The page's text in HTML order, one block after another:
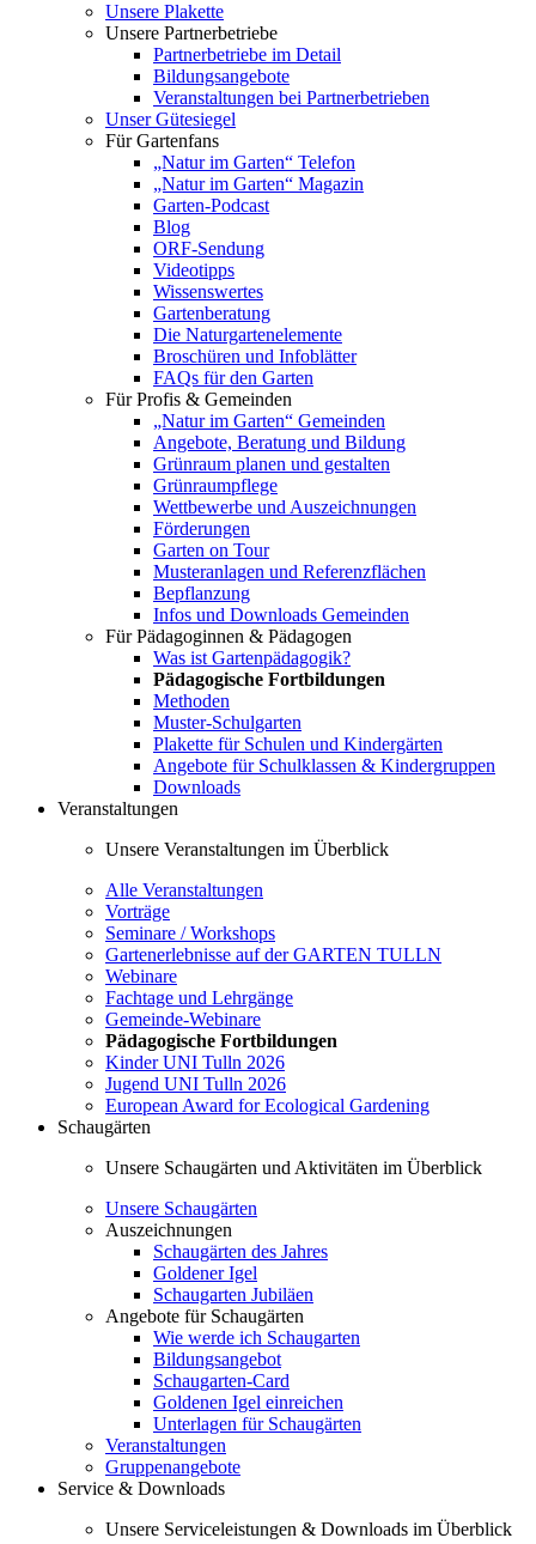
Unsere Plakette
Unsere Partnerbetriebe
Partnerbetriebe im Detail
Bildungsangebote
Veranstaltungen bei Partnerbetrieben
Unser Gütesiegel
Für Gartenfans
„Natur im Garten“ Telefon
„Natur im Garten“ Magazin
Garten-Podcast
Blog
ORF-Sendung
Videotipps
Wissenswertes
Gartenberatung
Die Naturgartenelemente
Broschüren und Infoblätter
FAQs für den Garten
Für Profis & Gemeinden
„Natur im Garten“ Gemeinden
Angebote, Beratung und Bildung
Grünraum planen und gestalten
Grünraumpflege
Wettbewerbe und Auszeichnungen
Förderungen
Garten on Tour
Musteranlagen und Referenzflächen
Bepflanzung
Infos und Downloads Gemeinden
Für Pädagoginnen & Pädagogen
Was ist Gartenpädagogik?
Pädagogische Fortbildungen
Methoden
Muster-Schulgarten
Plakette für Schulen und Kindergärten
Angebote für Schulklassen & Kindergruppen
Downloads
Veranstaltungen
Unsere Veranstaltungen im Überblick
Alle Veranstaltungen
Vorträge
Seminare / Workshops
Gartenerlebnisse auf der GARTEN TULLN
Webinare
Fachtage und Lehrgänge
Gemeinde-Webinare
Pädagogische Fortbildungen
Kinder UNI Tulln 2026
Jugend UNI Tulln 2026
European Award for Ecological Gardening
Schaugärten
Unsere Schaugärten und Aktivitäten im Überblick
Unsere Schaugärten
Auszeichnungen
Schaugärten des Jahres
Goldener Igel
Schaugarten Jubiläen
Angebote für Schaugärten
Wie werde ich Schaugarten
Bildungsangebot
Schaugarten-Card
Goldenen Igel einreichen
Unterlagen für Schaugärten
Veranstaltungen
Gruppenangebote
Service & Downloads
Unsere Serviceleistungen & Downloads im Überblick